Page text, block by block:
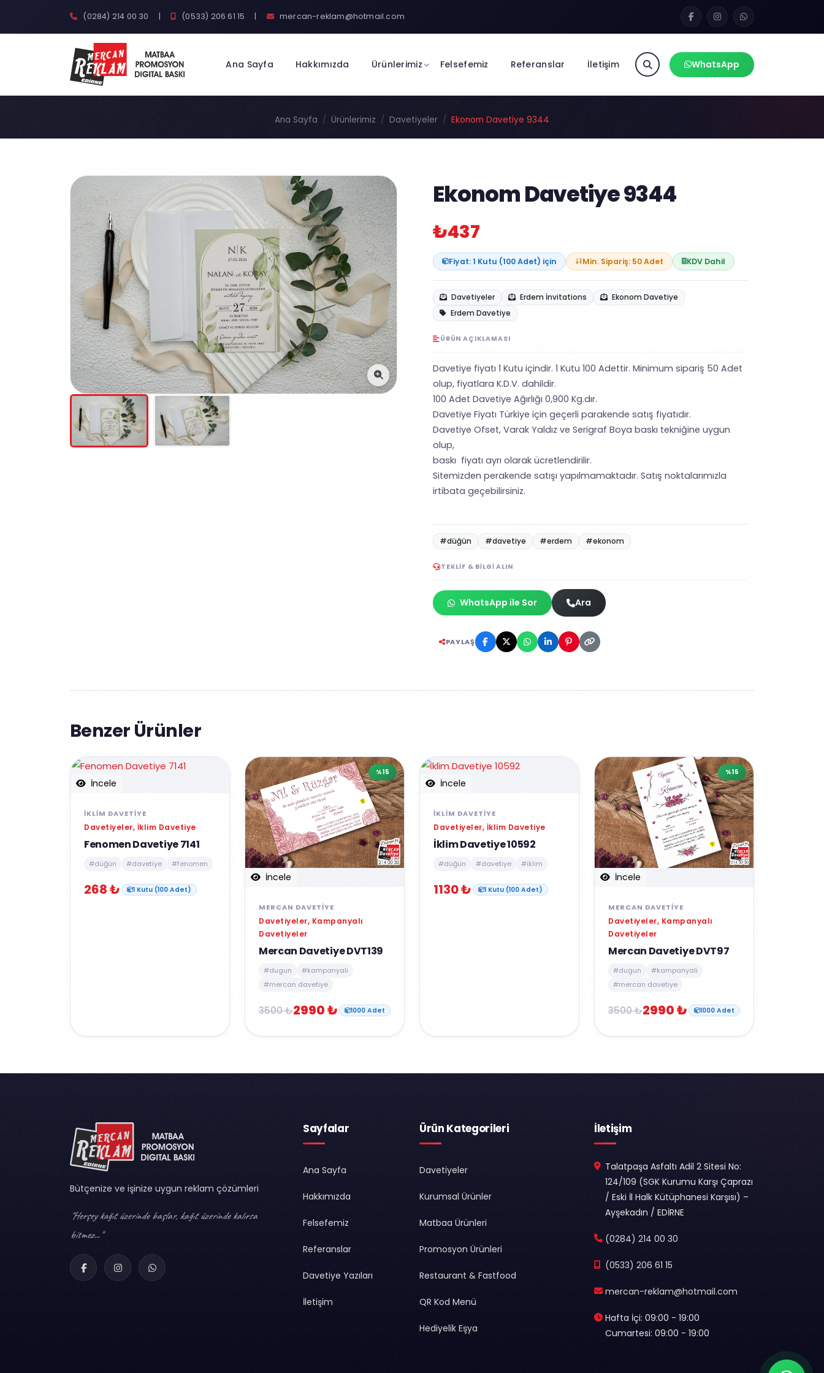
(0284) 214 00 30 | (0533) 206 61 15 | mercan-reklam@hotmail.com
Ana Sayfa Hakkımızda Ürünlerimiz Felsefemiz Referanslar İletişim WhatsApp
Ana Sayfa Ürünlerimiz Davetiyeler Ekonom Davetiye 9344
Ekonom Davetiye 9344
₺437
Fiyat: 1 Kutu (100 Adet) için Min. Sipariş: 50 Adet KDV Dahil
Davetiyeler Erdem İnvitations
Ekonom Davetiye
Erdem Davetiye
ÜRÜN AÇIKLAMASI
Davetiye fiyatı 1 Kutu içindir. 1 Kutu 100 Adettir. Minimum sipariş 50 Adet
olup, fiyatlara K.D.V. dahildir.
100 Adet Davetiye Ağırlığı 0,900 Kg.dır.
Davetiye Fiyatı Türkiye için geçerli parakende satış fiyatıdır.
Davetiye Ofset, Varak Yaldız ve Serigraf Boya baskı tekniğine uygun
olup,
baskı fiyatı ayrı olarak ücretlendirilir.
Sitemizden perakende satışı yapılmamaktadır. Satış noktalarımızla
irtibata geçebilirsiniz.
#düğün #davetiye #erdem #ekonom
TEKLIF & BILGI ALIN
WhatsApp ile Sor Ara
PAYLAŞ
Benzer Ürünler
İncele
İKLIM DAVETIYE
Davetiyeler, İklim Davetiye
Fenomen Davetiye 7141
#düğün #davetiye #fenomen
268 ₺ 1 Kutu (100 Adet)
İncele
%15
MERCAN DAVETIYE
Davetiyeler, Kampanyalı
Davetiyeler
Mercan Davetiye DVT139
#dugun
#kampanyali
#mercan davetiye
3500 ₺2990 ₺ 1000 Adet
İncele
İKLIM DAVETIYE
Davetiyeler, İklim Davetiye
İklim Davetiye 10592
#düğün #davetiye #iklim
1130 ₺ 1 Kutu (100 Adet)
İncele
%15
MERCAN DAVETIYE
Davetiyeler, Kampanyalı
Davetiyeler
Mercan Davetiye DVT97
#dugun
#kampanyali
#mercan davetiye
3500 ₺2990 ₺ 1000 Adet
Bütçenize ve işinize uygun reklam çözümleri
"Herşey kağıt üzerinde başlar, kağıt üzerinde kalırsa
bitmez..."
Sayfalar
Ana Sayfa
Hakkımızda
Felsefemiz
Referanslar
Davetiye Yazıları
İletişim
Ürün Kategorileri
Davetiyeler
Kurumsal Ürünler
Matbaa Ürünleri
Promosyon Ürünleri
Restaurant & Fastfood
QR Kod Menü
Hediyelik Eşya
İletişim
Talatpaşa Asfaltı Adil 2 Sitesi No:
124/109 (SGK Kurumu Karşı Çaprazı
/ Eski İl Halk Kütüphanesi Karşısı) –
Ayşekadın / EDİRNE
(0284) 214 00 30
(0533) 206 61 15
mercan-reklam@hotmail.com
Hafta İçi: 09:00 - 19:00
Cumartesi: 09:00 - 19:00